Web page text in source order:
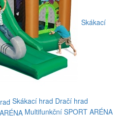
Skákací
Skákací hrad Dračí hrad
Multifunkční SPORT ARÉNA